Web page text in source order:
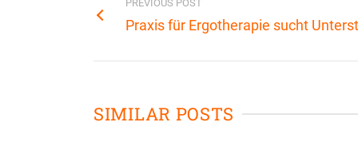
PREVIOUS POST
Praxis für Ergotherapie sucht
SIMILAR POSTS